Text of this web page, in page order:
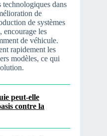
dans
de
de systèmes
encourage les
de véhicule.
rapidement les
modèles, ce qui
peut-elle
contre la